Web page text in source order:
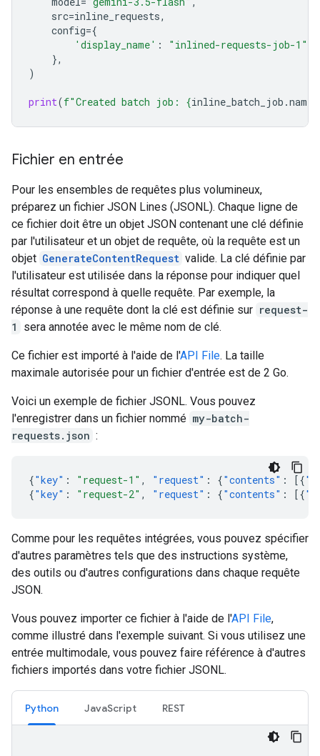
src=inline_requests,
config={
'display_name' : "inlined-requests-job-1"
},
)
print(f"Created batch job: {inline_batch_job .name
Fichier en entrée
Pour les ensembles de requêtes plus volumineux,
préparez un fichier JSON Lines (JSONL). Chaque ligne de
ce fichier doit être un objet JSON contenant une clé définie
par l'utilisateur et un objet de requête, où la requête est un
objet GenerateContentRequest valide. La clé définie par
l'utilisateur est utilisée dans la réponse pour indiquer quel
résultat correspond à quelle requête. Par exemple, la
réponse à une requête dont la clé est définie sur request-
1
sera annotée avec le même nom de clé.
Ce fichier est importé à l'aide de l'API File. La taille
maximale autorisée pour un fichier d'entrée est de 2 Go.
Voici un exemple de fichier JSONL. Vous pouvez
l'enregistrer dans un fichier nommé my-batch-
requests.json :
{"key" : "request-1" , "request" : {"contents" : [{
{"key" : "request-2" , "request" : {"contents" : [{
Comme pour les requêtes intégrées, vous pouvez spécifier
d'autres paramètres tels que des instructions système,
des outils ou d'autres configurations dans chaque requête
JSON.
Vous pouvez importer ce fichier à l'aide de l'API File,
comme illustré dans l'exemple suivant. Si vous utilisez une
entrée multimodale, vous pouvez faire référence à d'autres
fichiers importés dans votre fichier JSONL.
Python JavaScript REST